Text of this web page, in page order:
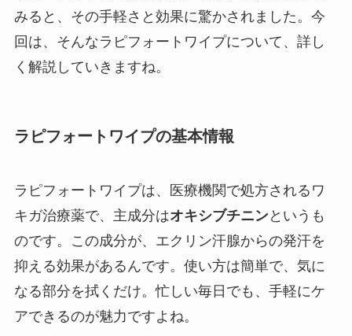
みると、その手軽さと効果に驚かされました。今
回は、そんなラピフォートワイプについて、詳し
く解説していきますね。
ラピフォートワイプの基本情報
ラピフォートワイプは、医療機関で処方されるワ
キガ治療薬で、主成分はオキシブチニンというも
のです。この成分が、エクリン汗腺からの発汗を
抑える効果があるんです。使い方は簡単で、気に
なる部分を拭くだけ。忙しい毎日でも、手軽にケ
アできるのが魅力ですよね。